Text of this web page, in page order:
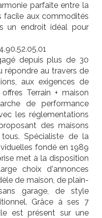
parfaite entre la
facile aux commodités
un endroit idéal pour
depuis plus de 30
répondre au travers de
aux exigences de
Terrain + maison
de performance
les réglementations
des maisons
Spécialiste de la
fondé en 1989
met à la disposition
choix d'annonces
de maison, de plain-
garage, de style
Grâce à ses 7
est présent sur une